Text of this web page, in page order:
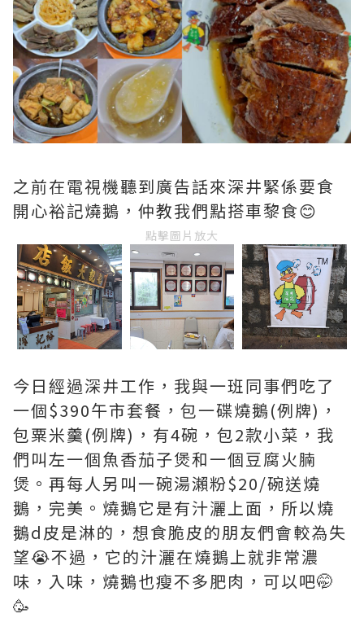
之前在電視機聽到廣告話來深井緊係要食
開心裕記燒鵝，仲教我們點搭車黎食😊
點擊圖片放大
今日經過深井工作，我與一班同事們吃了
一個$390午市套餐，包一碟燒鵝(例牌)，
包粟米羹(例牌)，有4碗，包2款小菜，我
們叫左一個魚香茄子煲和一個豆腐火腩
煲。再每人另叫一碗湯瀨粉$20/碗送燒
鵝，完美。燒鵝它是有汁灑上面，所以燒
鵝d皮是淋的，想食脆皮的朋友們會較為失
望😭不過，它的汁灑在燒鵝上就非常濃
味，入味，燒鵝也瘦不多肥肉，可以吧🤭
🥳